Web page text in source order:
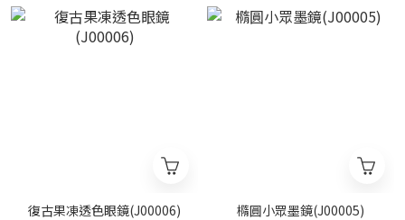
復古果凍透色眼鏡(J00006)
橢圓小眾墨鏡(J00005)